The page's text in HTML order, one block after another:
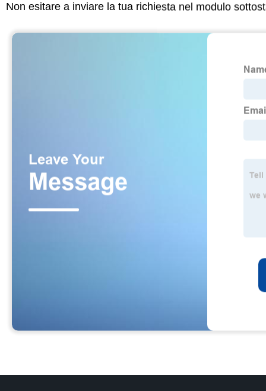
Non esitare a inviare la tua richiesta nel modulo